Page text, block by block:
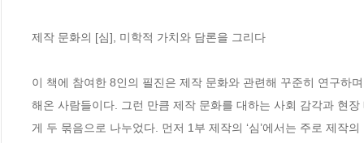
제작 문화의 [심], 미학적 가치와 담론을 그리다
이 책에 참여한 8인의 필진은 제작 문화와 관련해 꾸준히 연구하
해온 사람들이다. 그런 만큼 제작 문화를 대하는 사회 감각과 현
게 두 묶음으로 나누었다. 먼저 1부 제작의 ‘심’에서는 주로 제작